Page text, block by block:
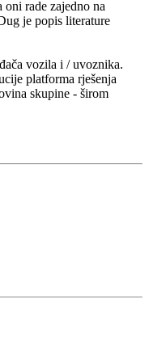
rade zajedno na
je popis literature
vozila i / uvoznika.
platforma rješenja
skupine - širom